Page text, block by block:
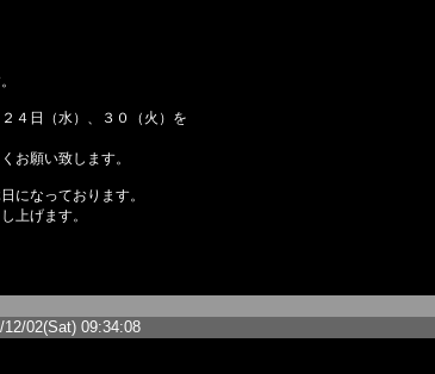
４日（水）、３０（火）を
お願い致します。
になっております。
上げます。
02(Sat) 09:34:08